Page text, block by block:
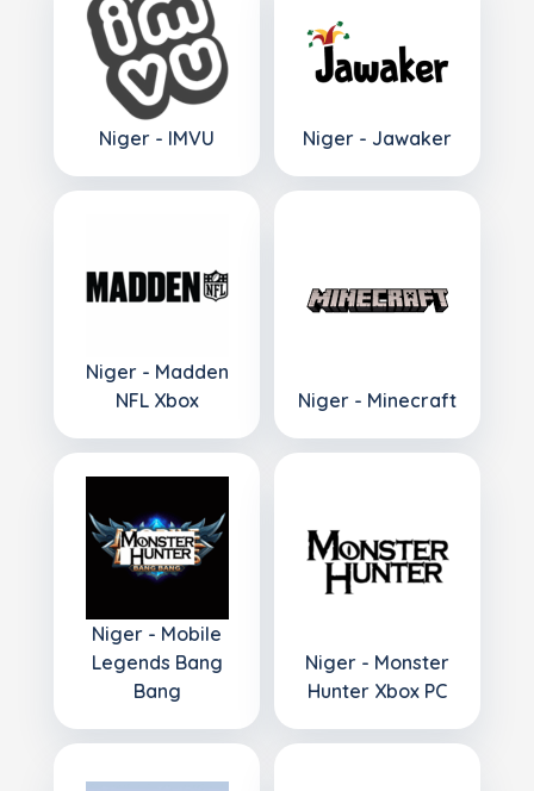
Niger - IMVU Niger - Jawaker
Niger - Madden
NFL Xbox
Niger - Minecraft
Niger - Mobile
Legends Bang
Bang
Niger - Monster
Hunter Xbox PC